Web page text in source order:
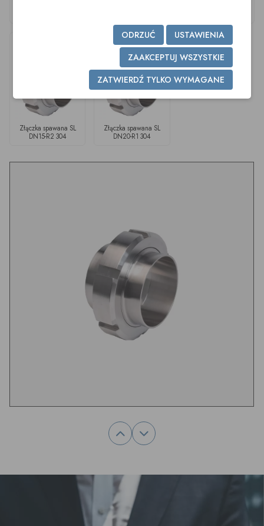
Złączka spawana SL
DN15-R2 304
Złączka spawana SL
DN20-R1 304
USTAWIENIA
ODRZUĆ
ZAAKCEPTUJ WSZYSTKIE
ZATWIERDŹ TYLKO WYMAGANE